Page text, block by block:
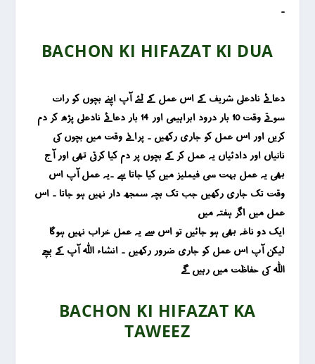
۔
BACHON KI HIFAZAT KI DUA
دعائے نادعلی شریف کے اس عمل کے لئے آپ اپنے بچوں کو رات
سوتے وقت 10 بار درود ابراہیمی اور 14 بار دعائے نادعلی پڑھ کر دم
کریں اور اس عمل کو جاری رکھیں ۔ پرانے وقت میں بچوں کی
نانیاں اور دادئیاں یہ عمل کر کے بچوں پر دم کیا کرتی تھی اور آج
بھی یہ عمل بہت سی فیملیز میں کیا جاتا ہے ۔یہ عمل آپ اس
وقت تک جاری رکھیں جب تک بچہ سمجھ دار نہیں ہو جاتا ۔ اس
عمل میں اگر ہفتہ میں
ایک دو ناغہ بھی ہو جائیں تو اس سے یہ عمل خراب نہیں ہوگا
لیکن آپ اس عمل کو جاری ضرور رکھیں ۔ انشاء اللہ آپ کے بچے
اللہ کی حفاظت میں رہیں گے
BACHON KI HIFAZAT KA
TAWEEZ